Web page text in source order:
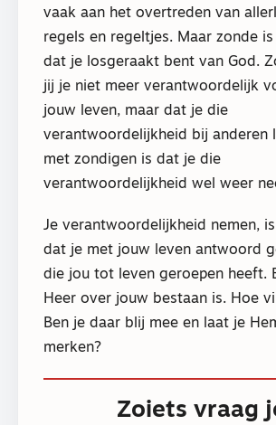
vaak aan het overtreden van
regels en regeltjes. Maar zonde
dat je losgeraakt bent van God.
jij je niet meer verantwoordelijk
jouw leven, maar dat je die
verantwoordelijkheid bij anderen
met zondigen is dat je die
verantwoordelijkheid wel weer
Je verantwoordelijkheid nemen,
dat je met jouw leven antwoord
die jou tot leven geroepen heeft.
Heer over jouw bestaan is. Hoe
Ben je daar blij mee en laat je
merken?
Zoiets vraag